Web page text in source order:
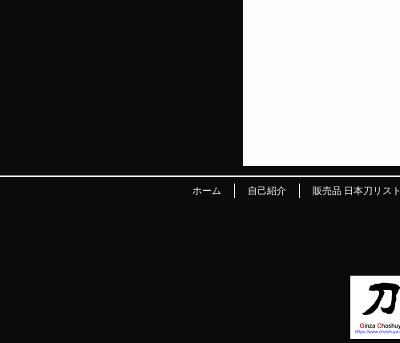
ホーム 自己紹介 販売品 日本刀リスト